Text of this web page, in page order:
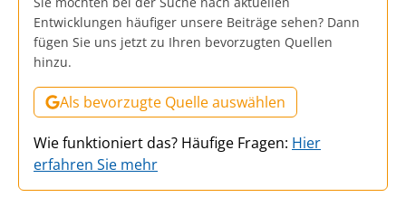
Entwicklungen häufiger unsere Beiträge sehen? Dann
fügen Sie uns jetzt zu Ihren bevorzugten Quellen
hinzu.
Als bevorzugte Quelle auswählen
Wie funktioniert das? Häufige Fragen: Hier
erfahren Sie mehr